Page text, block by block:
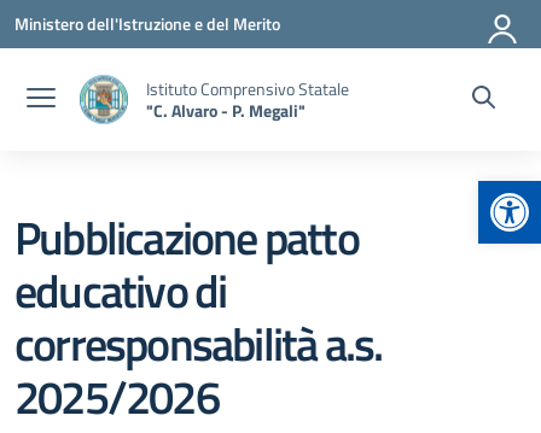
Vai ai contenuti
Vai al menu di navigazione
Vai al footer
Ministero dell'Istruzione e del Merito
Istituto Comprensivo Statale
"C. Alvaro - P. Megali"
Pubblicazione patto
educativo di
corresponsabilità a.s.
2025/2026